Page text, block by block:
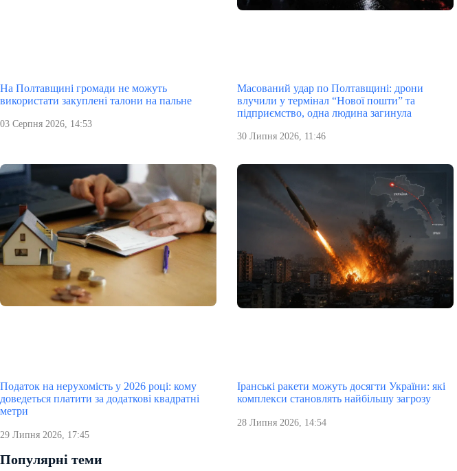
На Полтавщині громади не можуть
використати закуплені талони на пальне
03 Серпня 2026, 14:53
Масований удар по Полтавщині: дрони
влучили у термінал “Нової пошти” та
підприємство, одна людина загинула
30 Липня 2026, 11:46
Податок на нерухомість у 2026 році: кому
доведеться платити за додаткові квадратні
метри
29 Липня 2026, 17:45
Іранські ракети можуть досягти України: які
комплекси становлять найбільшу загрозу
28 Липня 2026, 14:54
Популярні теми